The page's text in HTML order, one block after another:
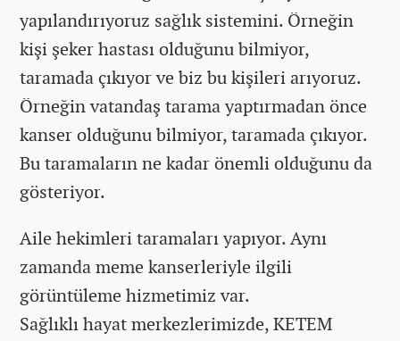
yapılandırıyoruz sağlık sistemini. Örneğin
kişi şeker hastası olduğunu bilmiyor,
taramada çıkıyor ve biz bu kişileri arıyoruz.
Örneğin vatandaş tarama yaptırmadan önce
kanser olduğunu bilmiyor, taramada çıkıyor.
Bu taramaların ne kadar önemli olduğunu da
gösteriyor.
Aile hekimleri taramaları yapıyor. Aynı
zamanda meme kanserleriyle ilgili
görüntüleme hizmetimiz var.
Sağlıklı hayat merkezlerimizde, KETEM